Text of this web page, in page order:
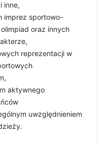
inne,
imprez sportowo-
oraz innych
reprezentacji w
aktywnego
uwzględnieniem